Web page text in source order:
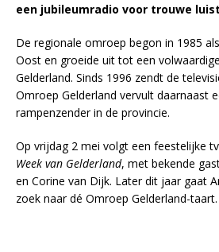
een jubileumradio voor trouwe
De regionale omroep begon in 1985
Oost en groeide uit tot een
Gelderland. Sinds 1996 zendt de
Omroep Gelderland vervult daarnaast
rampenzender in de provincie.
Op vrijdag 2 mei volgt een feestelijke
Week van Gelderland, met bekende
en Corine van Dijk. Later dit jaar gaat
zoek naar dé Omroep Gelderland-taart.